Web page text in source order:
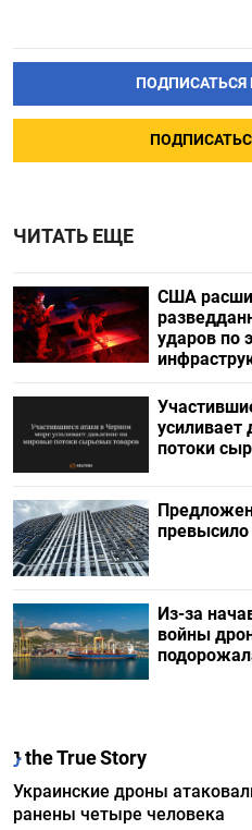
ПОДПИСАТЬСЯ
ЧИТАТЬ ЕЩЕ
США
ударов по
усиливает
потоки
превысило
Из-за
войны